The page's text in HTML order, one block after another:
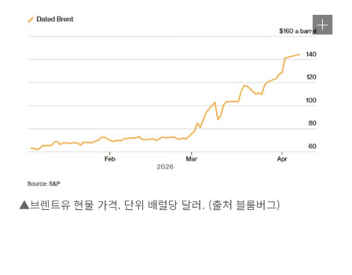
▲브렌트유 현물 가격. 단위 배럴당 달러. (출처 블룸버그)